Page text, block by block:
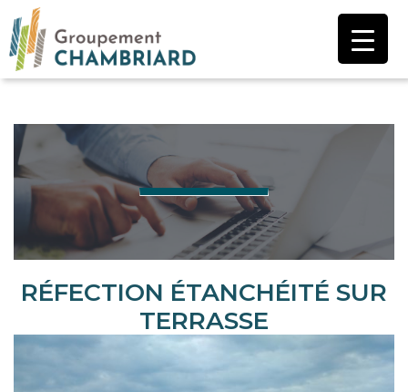
au
contenu
RÉFECTION ÉTANCHÉITÉ SUR
TERRASSE